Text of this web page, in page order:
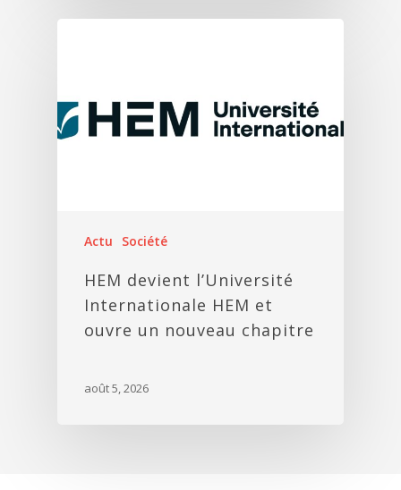
Actu Société
HEM devient l’Université
Internationale HEM et
ouvre un nouveau chapitre
août 5, 2026